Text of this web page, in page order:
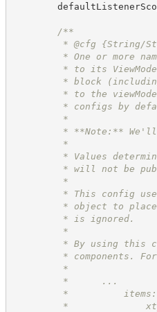
/**
* @cfg {String/
* One or more names
* to its ViewModel.
* block (including
* to the viewModel.
* configs by
*
* **Note:** We'll
*
* Values determined
* will not be
*
* This config uses
* object to place in
* is ignored.
*
* By using this
* components. For
*
*      ...
*          items:
*